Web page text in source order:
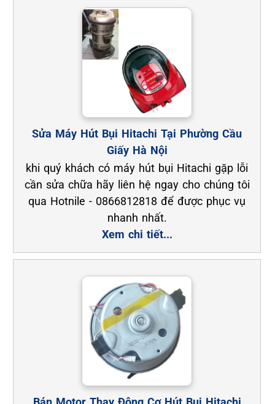
Sửa Máy Hút Bụi Hitachi Tại Phường Cầu
Giấy Hà Nội
khi quý khách có máy hút bụi Hitachi gặp lỗi
cần sửa chữa hãy liên hệ ngay cho chúng tôi
qua Hotnile - 0866812818 để được phục vụ
nhanh nhất.
Xem chi tiết...